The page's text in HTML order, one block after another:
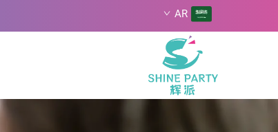
AR